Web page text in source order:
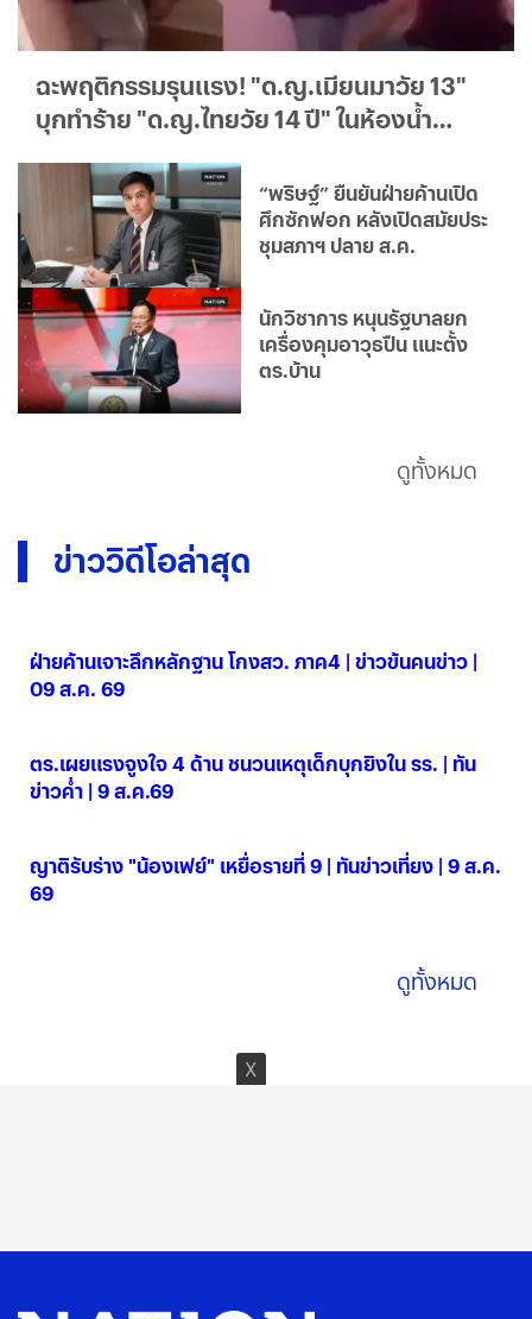
ฉะพฤติกรรมรุนแรง! "ด.ญ.เมียนมาวัย 13"
บุกทำร้าย "ด.ญ.ไทยวัย 14 ปี" ในห้องน้ำ
“พริษฐ์” ยืนยันฝ่ายค้านเปิด
ศึกซักฟอก หลังเปิดสมัยประ
ชุมสภาฯ ปลาย ส.ค.
นักวิชาการ หนุนรัฐบาลยก
เครื่องคุมอาวุธปืน แนะตั้ง
ตร.บ้าน
ดูทั้งหมด
ข่าววิดีโอล่าสุด
ฝ่ายค้านเจาะลึกหลักฐาน โกงสว. ภาค4 | ข่าวข้นคนข่าว |
09 ส.ค. 69
ตร.เผยแรงจูงใจ 4 ด้าน ชนวนเหตุเด็กบุกยิงใน รร. | ทัน
ข่าวค่ำ | 9 ส.ค.69
ญาติรับร่าง "น้องเฟย์" เหยื่อรายที่ 9 | ทันข่าวเที่ยง | 9 ส.ค.
69
ดูทั้งหมด